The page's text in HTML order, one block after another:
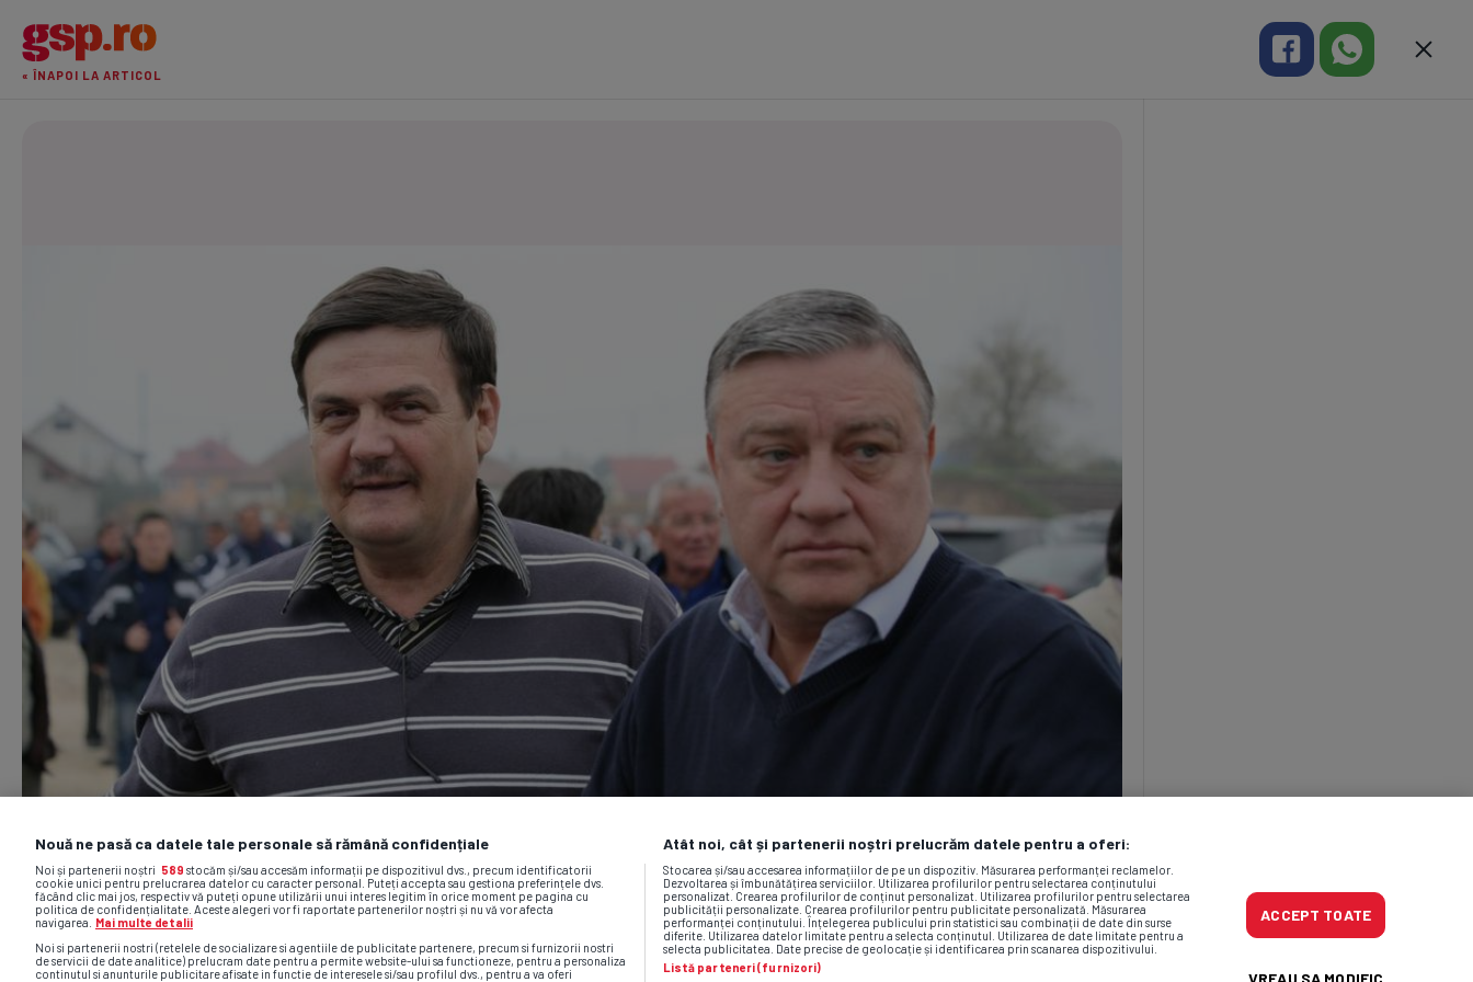
« ÎNAPOI LA ARTICOL
Nouă ne pasă ca datele tale personale să rămână confidențiale
Noi și partenerii noștri 589 stocăm și/sau accesăm informații pe dispozitivul dvs., precum identificatorii
cookie unici pentru prelucrarea datelor cu caracter personal. Puteți accepta sau gestiona preferințele dvs.
făcând clic mai jos, respectiv vă puteți opune utilizării unui interes legitim în orice moment pe pagina cu
politica de confidențialitate. Aceste alegeri vor fi raportate partenerilor noștri și nu vă vor afecta
navigarea.
Mai multe detalii
Noi si partenerii nostri (retelele de socializare si agentiile de publicitate partenere, precum si furnizorii nostri
de servicii de date analitice) prelucram date pentru a permite website-ului sa functioneze, pentru a personaliza
continutul si anunturile publicitare afisate in functie de interesele si/sau profilul dvs., pentru a va oferi
Atât noi, cât și partenerii noștri prelucrăm datele pentru a oferi:
Stocarea și/sau accesarea informațiilor de pe un dispozitiv. Măsurarea performanței reclamelor.
Dezvoltarea și îmbunătățirea serviciilor. Utilizarea profilurilor pentru selectarea conținutului
personalizat. Crearea profilurilor de conținut personalizat. Utilizarea profilurilor pentru selectarea
publicității personalizate. Crearea profilurilor pentru publicitate personalizată. Măsurarea
performanței conținutului. Înțelegerea publicului prin statistici sau combinații de date din surse
diferite. Utilizarea datelor limitate pentru a selecta conținutul. Utilizarea de date limitate pentru a
selecta publicitatea. Date precise de geolocație și identificarea prin scanarea dispozitivului.
Listă parteneri (furnizori)
ACCEPT TOATE
VREAU SA MODIFIC